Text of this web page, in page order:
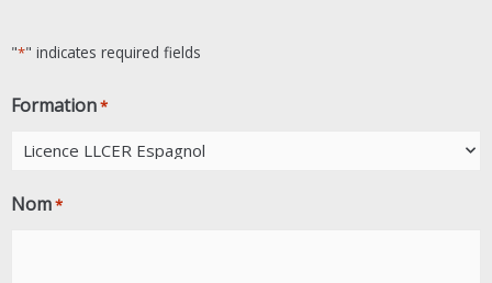
"*" indicates required fields
Formation*
Nom*